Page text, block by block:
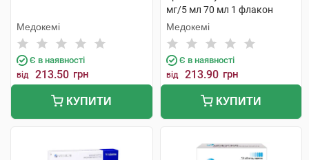
Медокемі
Є в наявності
від 213.50 грн
КУПИТИ
мг/5 мл 70 мл 1 флакон
Медокемі
Є в наявності
від 213.90 грн
КУПИТИ